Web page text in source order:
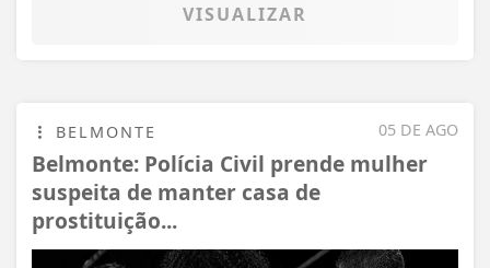
VISUALIZAR
05 DE AGO
BELMONTE
Belmonte: Polícia Civil prende mulher
suspeita de manter casa de
prostituição...